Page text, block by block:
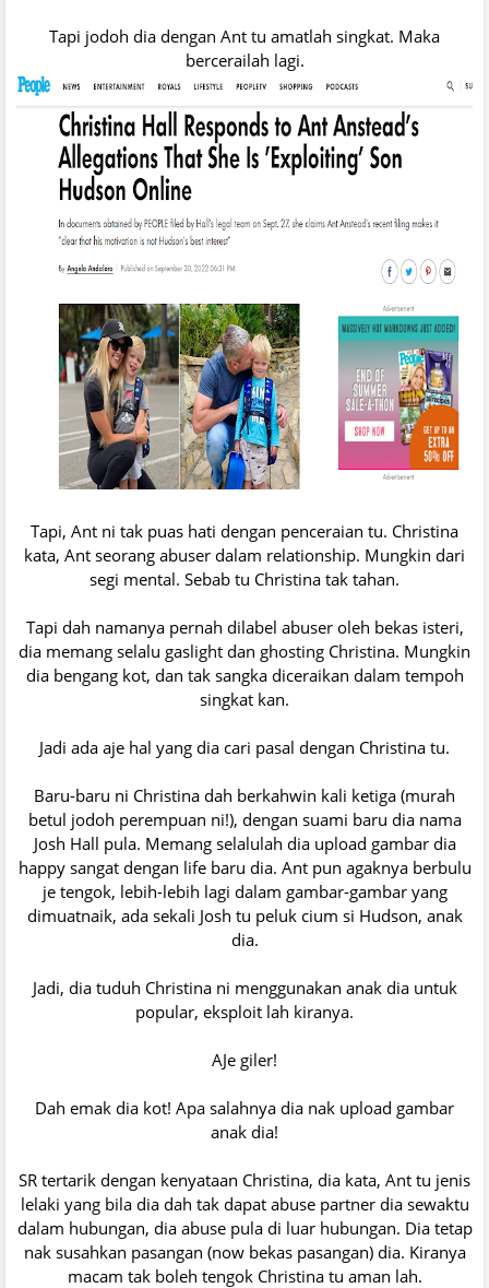
Tapi jodoh dia dengan Ant tu amatlah singkat. Maka
bercerailah lagi.
Tapi, Ant ni tak puas hati dengan penceraian tu. Christina
kata, Ant seorang abuser dalam relationship. Mungkin dari
segi mental. Sebab tu Christina tak tahan.
Tapi dah namanya pernah dilabel abuser oleh bekas isteri,
dia memang selalu gaslight dan ghosting Christina. Mungkin
dia bengang kot, dan tak sangka diceraikan dalam tempoh
singkat kan.
Jadi ada aje hal yang dia cari pasal dengan Christina tu.
Baru-baru ni Christina dah berkahwin kali ketiga (murah
betul jodoh perempuan ni!), dengan suami baru dia nama
Josh Hall pula. Memang selalulah dia upload gambar dia
happy sangat dengan life baru dia. Ant pun agaknya berbulu
je tengok, lebih-lebih lagi dalam gambar-gambar yang
dimuatnaik, ada sekali Josh tu peluk cium si Hudson, anak
dia.
Jadi, dia tuduh Christina ni menggunakan anak dia untuk
popular, eksploit lah kiranya.
AJe giler!
Dah emak dia kot! Apa salahnya dia nak upload gambar
anak dia!
SR tertarik dengan kenyataan Christina, dia kata, Ant tu jenis
lelaki yang bila dia dah tak dapat abuse partner dia sewaktu
dalam hubungan, dia abuse pula di luar hubungan. Dia tetap
nak susahkan pasangan (now bekas pasangan) dia. Kiranya
macam tak boleh tengok Christina tu aman lah.